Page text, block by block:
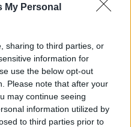
My Personal
sharing to third parties, or
information for
use the below opt-out
Please note that after your
may continue seeing
information utilized by
to third parties prior to
le a Street